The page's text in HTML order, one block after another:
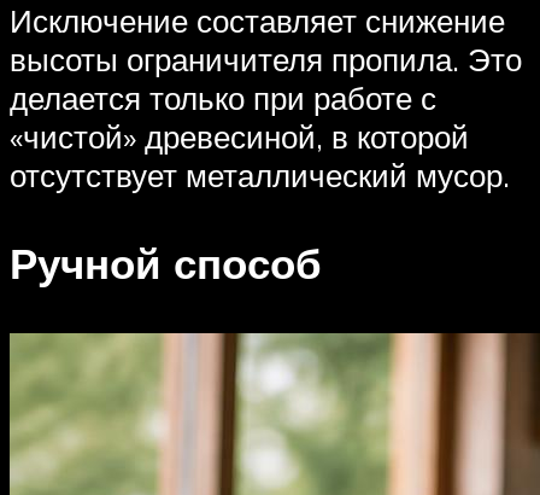
Исключение составляет снижение
высоты ограничителя пропила. Это
делается только при работе с
«чистой» древесиной, в которой
отсутствует металлический мусор.
Ручной способ